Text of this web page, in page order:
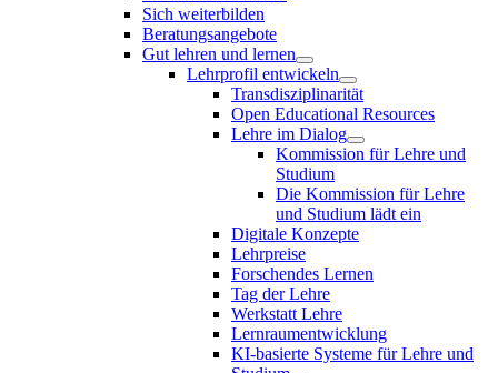
Sich weiterbilden
Beratungsangebote
Gut lehren und lernen
Lehrprofil entwickeln
Transdisziplinarität
Open Educational Resources
Lehre im Dialog
Kommission für Lehre und
Studium
Die Kommission für Lehre
und Studium lädt ein
Digitale Konzepte
Lehrpreise
Forschendes Lernen
Tag der Lehre
Werkstatt Lehre
Lernraumentwicklung
KI-basierte Systeme für Lehre und